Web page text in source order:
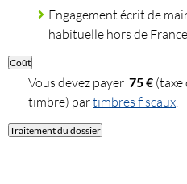
Engagement écrit de
habituelle hors de France
Coût
Vous devez payer 75 € (taxe
timbre) partimbres fiscaux
Traitement du dossier